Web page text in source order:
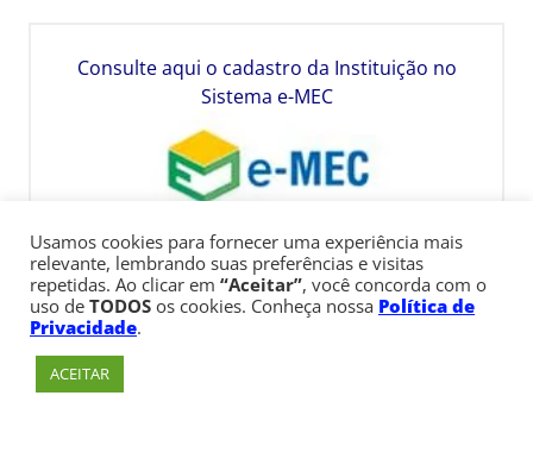
Consulte aqui o cadastro da Instituição no
Sistema e-MEC
Usamos cookies para fornecer uma experiência mais
relevante, lembrando suas preferências e visitas
repetidas. Ao clicar em “Aceitar”, você concorda com o
uso de TODOS os cookies. Conheça nossa Política de
Privacidade.
ACEITAR